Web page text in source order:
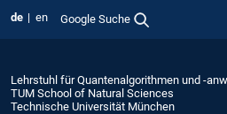
de en Google Suche
Lehrstuhl für Quantenalgorithmen und -
TUM School of Natural Sciences
Technische Universität München